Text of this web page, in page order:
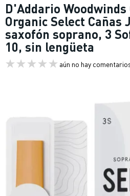
D'Addario Woodwinds
Organic Select Cañas
saxofón soprano, 3
10, sin lengüeta
aún no hay